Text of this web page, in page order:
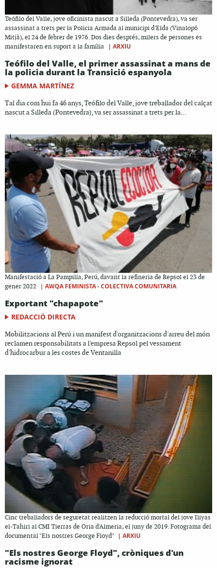
Teófilo del Valle, jove oficinista nascut a Silleda (Pontevedra), va ser
assassinat a trets per la Policia Armada al municipi d'Elda (Vinalopó
Mitjà), el 24 de febrer de 1976. Dos dies després, milers de persones es
manifestaren en suport a la família
| ARXIU
Teófilo del Valle, el primer assassinat a mans de
la policia durant la Transició espanyola
GEMMA MARTÍNEZ
Tal dia com hui fa 46 anys, Teófilo del Valle, jove treballador del calçat
nascut a Silleda (Pontevedra), va ser assassinat a trets per la...
Manifestació a La Pampilla, Perú, davant la refineria de Repsol el 23 de
gener 2022
| AWQA FEMINISTA - COLECTIVA COMUNITARIA
Exportant "chapapote"
REDACCIÓ DIRECTA
Mobilitzacions al Perú i un manifest d'organitzacions d'arreu del món
reclamen responsabilitats a l'empresa Repsol pel vessament
d'hidrocarbur a les costes de Ventanilla
Cinc treballadors de seguretat realitzen la reducció mortal del jove Iliyas
el-Tahiri al CMI Tierras de Oria d'Almeria, el juny de 2019. Fotograma del
documental "Els nostres George Floyd"
| ARXIU
"Els nostres George Floyd", cròniques d'un
racisme ignorat